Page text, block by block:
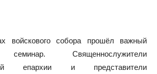
войскового собора прошёл важный
семинар. Священнослужители
епархии и представители